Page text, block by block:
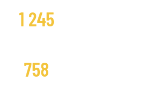
1 245
758